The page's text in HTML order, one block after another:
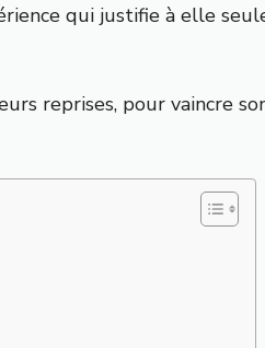
qui justifie à elle
reprises, pour vaincre